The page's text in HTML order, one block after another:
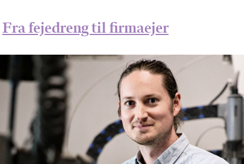
Fra fejedreng til firmaejer